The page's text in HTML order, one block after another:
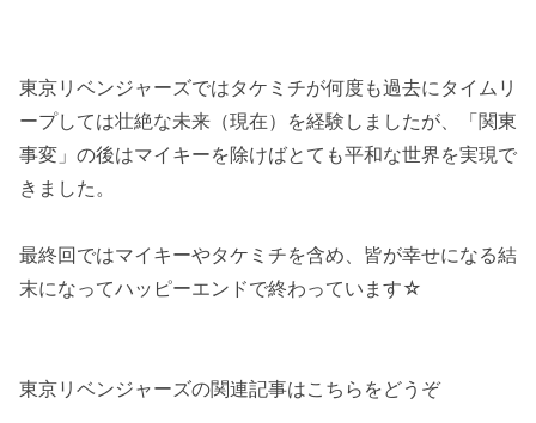
東京リベンジャーズではタケミチが何度も過去にタイムリ
ープしては壮絶な未来（現在）を経験しましたが、「関東
事変」の後はマイキーを除けばとても平和な世界を実現で
きました。
最終回ではマイキーやタケミチを含め、皆が幸せになる結
末になってハッピーエンドで終わっています☆
東京リベンジャーズの関連記事はこちらをどうぞ